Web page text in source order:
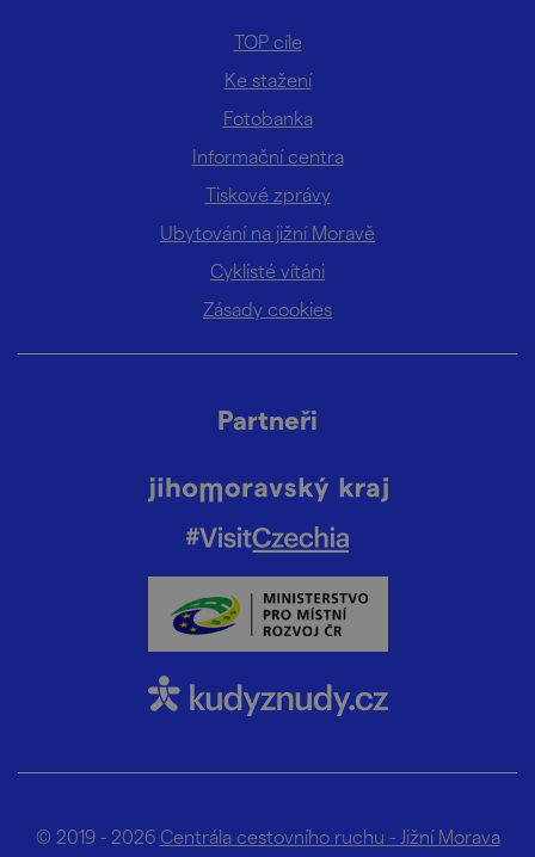
TOP cíle
Ke stažení
Fotobanka
Informační centra
Tiskové zprávy
Ubytování na jižní Moravě
Cyklisté vítáni
Zásady cookies
Partneři
© 2019 - 2026 Centrála cestovního ruchu - Jižní Morava